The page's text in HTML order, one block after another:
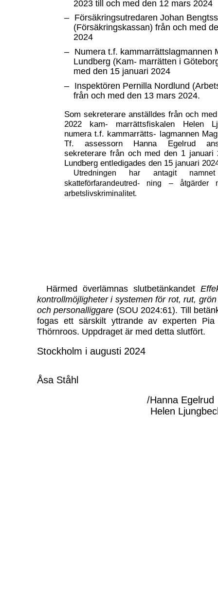
2023 till och med den 12 mars 2024
– Försäkringsutredaren Johan
(Försäkringskassan) från och med
2024
– Numera t.f. kammarrättslagmannen
Lundberg (Kam- marrätten i
med den 15 januari 2024
– Inspektören Pernilla Nordlund
från och med den 13 mars 2024.
Som sekreterare anställdes från och
2022 kam- marrättsfiskalen Helen
numera t.f. kammarrätts- lagmannen
Tf. assessorn Hanna Egelrud
sekreterare från och med den 1 januari
Lundberg entledigades den 15 januari
Utredningen har antagit
skatteförfarandeutred- ning –
arbetslivskriminalitet.
Härmed överlämnas slutbetänkandet
kontrollmöjligheter i systemen för rot, rut,
och personalliggare (SOU 2024:61). Till
fogas ett särskilt yttrande av experten Pia
Thörnroos. Uppdraget är med detta slutfört.
Stockholm i augusti 2024
Åsa Ståhl
/Hanna Egelrud
Helen